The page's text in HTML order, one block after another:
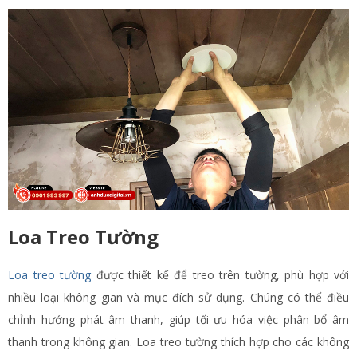
Loa Treo Tường
Loa treo tường được thiết kế để treo trên tường, phù hợp với
nhiều loại không gian và mục đích sử dụng. Chúng có thể điều
chỉnh hướng phát âm thanh, giúp tối ưu hóa việc phân bổ âm
thanh trong không gian. Loa treo tường thích hợp cho các không